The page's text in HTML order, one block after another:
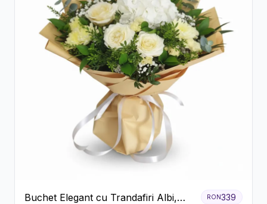
Buchet Elegant cu Trandafiri Albi,
RON339